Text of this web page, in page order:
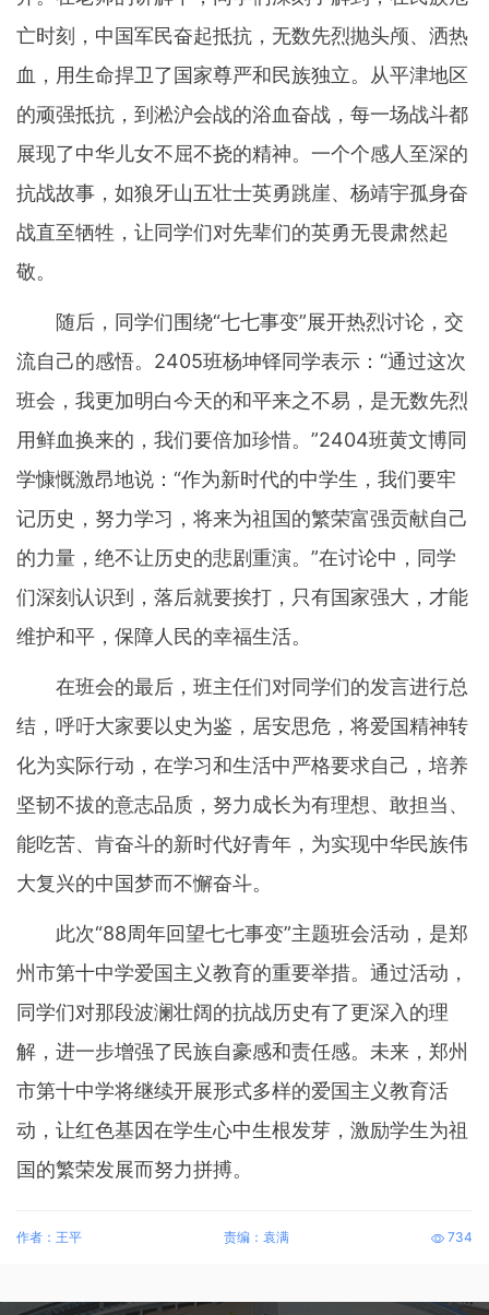
亡时刻，中国军民奋起抵抗，无数先烈抛头颅、洒热
血，用生命捍卫了国家尊严和民族独立。从平津地区
的顽强抵抗，到淞沪会战的浴血奋战，每一场战斗都
展现了中华儿女不屈不挠的精神。一个个感人至深的
抗战故事，如狼牙山五壮士英勇跳崖、杨靖宇孤身奋
战直至牺牲，让同学们对先辈们的英勇无畏肃然起
敬。
随后，同学们围绕“七七事变”展开热烈讨论，交
流自己的感悟。2405班杨坤铎同学表示：“通过这次
班会，我更加明白今天的和平来之不易，是无数先烈
用鲜血换来的，我们要倍加珍惜。”2404班黄文博同
学慷慨激昂地说：“作为新时代的中学生，我们要牢
记历史，努力学习，将来为祖国的繁荣富强贡献自己
的力量，绝不让历史的悲剧重演。”在讨论中，同学
们深刻认识到，落后就要挨打，只有国家强大，才能
维护和平，保障人民的幸福生活。
在班会的最后，班主任们对同学们的发言进行总
结，呼吁大家要以史为鉴，居安思危，将爱国精神转
化为实际行动，在学习和生活中严格要求自己，培养
坚韧不拔的意志品质，努力成长为有理想、敢担当、
能吃苦、肯奋斗的新时代好青年，为实现中华民族伟
大复兴的中国梦而不懈奋斗。
此次“88周年回望七七事变”主题班会活动，是郑
州市第十中学爱国主义教育的重要举措。通过活动，
同学们对那段波澜壮阔的抗战历史有了更深入的理
解，进一步增强了民族自豪感和责任感。未来，郑州
市第十中学将继续开展形式多样的爱国主义教育活
动，让红色基因在学生心中生根发芽，激励学生为祖
国的繁荣发展而努力拼搏。
作者：王平 责编：袁满 734